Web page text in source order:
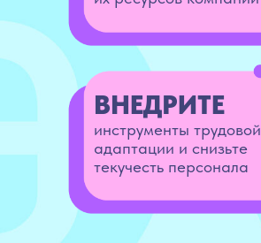
ВНЕДРИТЕ
инструменты трудовой
адаптации и снизьте
текучесть персонала